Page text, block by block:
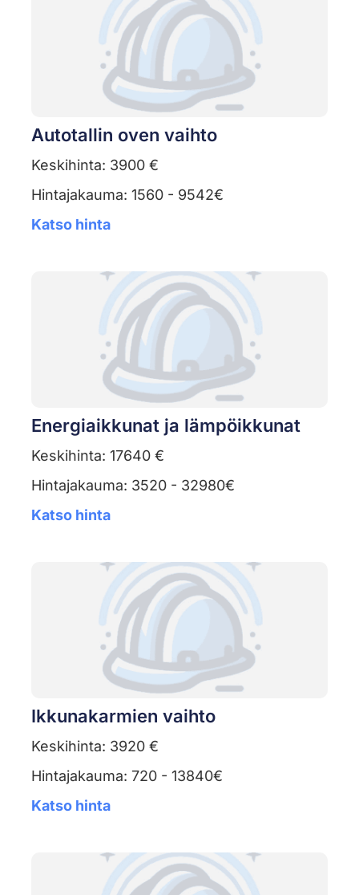
Autotallin oven vaihto
Keskihinta: 3900 €
Hintajakauma: 1560 - 9542€
Katso hinta
Energiaikkunat ja lämpöikkunat
Keskihinta: 17640 €
Hintajakauma: 3520 - 32980€
Katso hinta
Ikkunakarmien vaihto
Keskihinta: 3920 €
Hintajakauma: 720 - 13840€
Katso hinta